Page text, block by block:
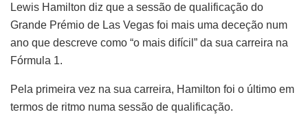
Lewis Hamilton diz que a sessão de qualificação do
Grande Prémio de Las Vegas foi mais uma deceção num
ano que descreve como “o mais difícil” da sua carreira na
Fórmula 1.
Pela primeira vez na sua carreira, Hamilton foi o último em
termos de ritmo numa sessão de qualificação.